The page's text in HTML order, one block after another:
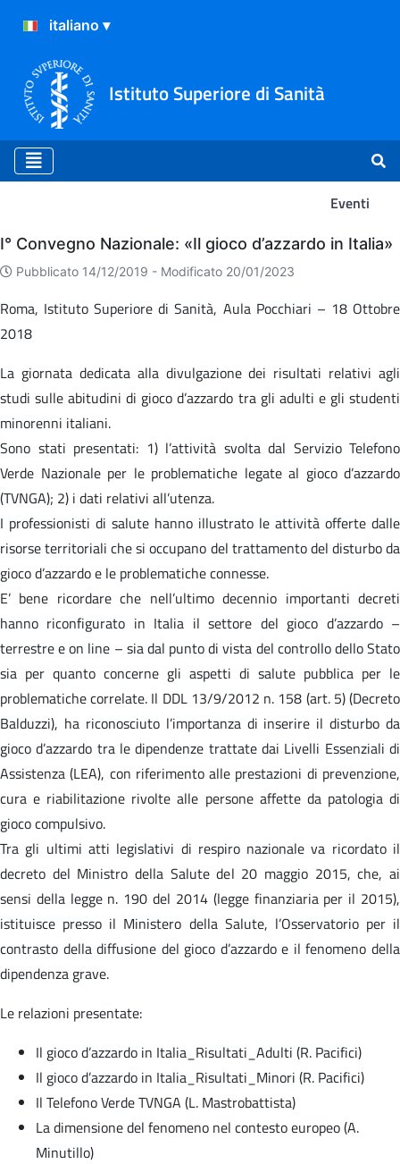
Istituto Superiore di Sanità
Eventi
Eventi
I° Convegno Nazionale: «Il gioco d’azzardo in Italia»
Pubblicato 14/12/2019 - Modificato 20/01/2023
Roma, Istituto Superiore di Sanità, Aula Pocchiari – 18 Ottobre
2018
La giornata dedicata alla divulgazione dei risultati relativi agli
studi sulle abitudini di gioco d’azzardo tra gli adulti e gli studenti
minorenni italiani.
Sono stati presentati: 1) l’attività svolta dal Servizio Telefono
Verde Nazionale per le problematiche legate al gioco d’azzardo
(TVNGA); 2) i dati relativi all’utenza.
I professionisti di salute hanno illustrato le attività offerte dalle
risorse territoriali che si occupano del trattamento del disturbo da
gioco d’azzardo e le problematiche connesse.
E’ bene ricordare che nell’ultimo decennio importanti decreti
hanno riconfigurato in Italia il settore del gioco d’azzardo –
terrestre e on line – sia dal punto di vista del controllo dello Stato
sia per quanto concerne gli aspetti di salute pubblica per le
problematiche correlate. Il DDL 13/9/2012 n. 158 (art. 5) (Decreto
Balduzzi), ha riconosciuto l’importanza di inserire il disturbo da
gioco d’azzardo tra le dipendenze trattate dai Livelli Essenziali di
Assistenza (LEA), con riferimento alle prestazioni di prevenzione,
cura e riabilitazione rivolte alle persone affette da patologia di
gioco compulsivo.
Tra gli ultimi atti legislativi di respiro nazionale va ricordato il
decreto del Ministro della Salute del 20 maggio 2015, che, ai
sensi della legge n. 190 del 2014 (legge finanziaria per il 2015),
istituisce presso il Ministero della Salute, l’Osservatorio per il
contrasto della diffusione del gioco d’azzardo e il fenomeno della
dipendenza grave.
Le relazioni presentate:
Il gioco d’azzardo in Italia_Risultati_Adulti (R. Pacifici)
Il gioco d’azzardo in Italia_Risultati_Minori (R. Pacifici)
Il Telefono Verde TVNGA (L. Mastrobattista)
La dimensione del fenomeno nel contesto europeo (A.
Minutillo)